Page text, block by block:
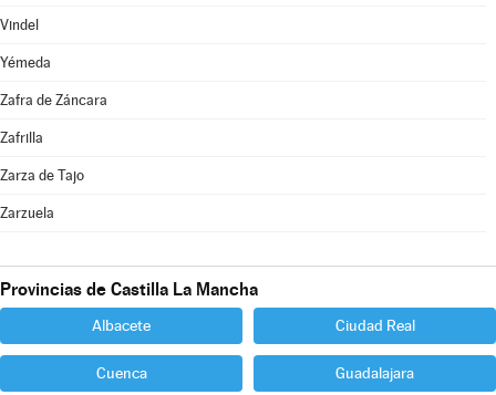
Vindel
Yémeda
Zafra de Záncara
Zafrilla
Zarza de Tajo
Zarzuela
Provincias de Castilla La Mancha
Albacete Ciudad Real
Cuenca Guadalajara